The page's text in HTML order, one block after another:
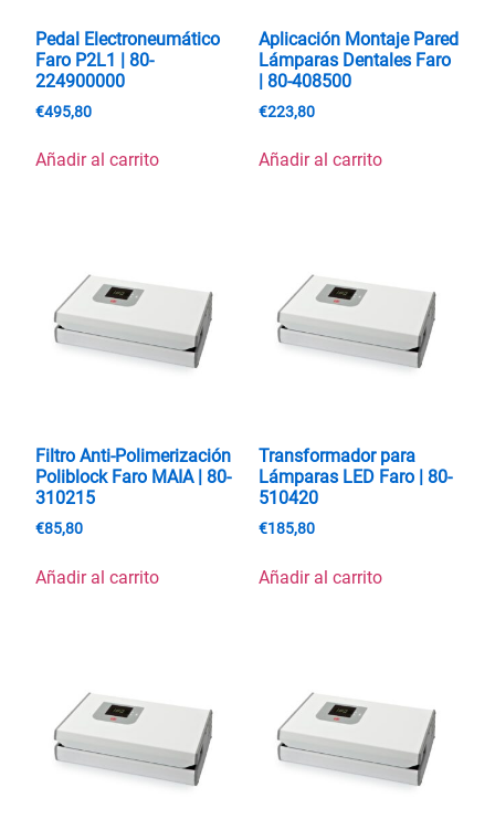
Pedal Electroneumático
Faro P2L1 | 80-
224900000
€495,80
Añadir al carrito
Aplicación Montaje Pared
Lámparas Dentales Faro
| 80-408500
€223,80
Añadir al carrito
Filtro Anti-Polimerización
Poliblock Faro MAIA | 80-
310215
€85,80
Añadir al carrito
Transformador para
Lámparas LED Faro | 80-
510420
€185,80
Añadir al carrito